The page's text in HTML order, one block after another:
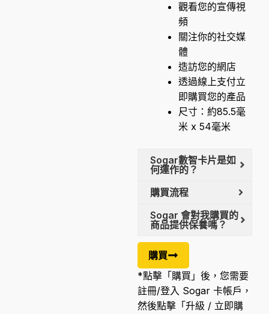
觀看您的宣傳視
頻
關注你的社交媒
體
造訪您的網店
透過線上支付立
即購買您的產品
尺寸：約85.5毫
米 x 54毫米
Sogar數智卡片是如
何運作的？
購買流程
Sogar 會對我購買的
商品提供保養嗎？
購買
*點擊「購買」後，您需要
註冊/登入 Sogar 卡帳戶，
然後點擊「升級 / 立即購